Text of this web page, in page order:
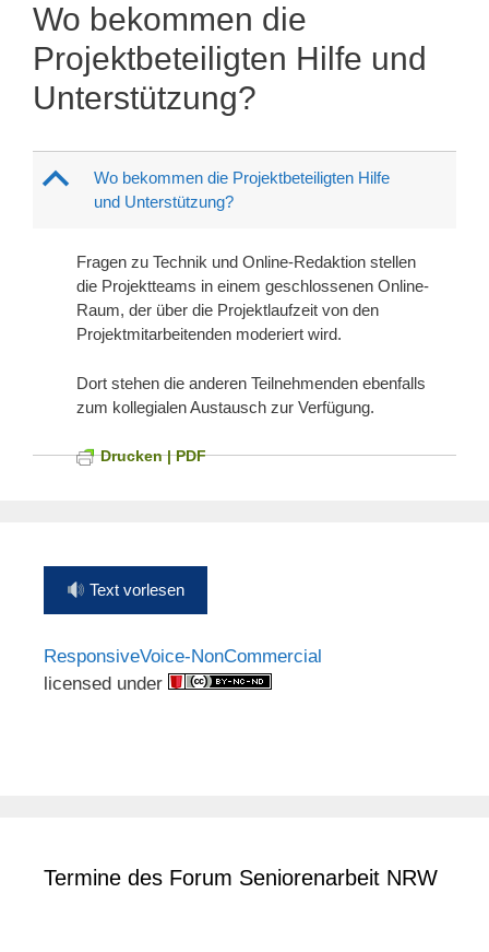
Wo bekommen die
Projektbeteiligten Hilfe und
Unterstützung?
B
Wo bekommen die Projektbeteiligten Hilfe
und Unterstützung?
Fragen zu Technik und Online-Redaktion stellen
die Projektteams in einem geschlossenen Online-
Raum, der über die Projektlaufzeit von den
Projektmitarbeitenden moderiert wird.
Dort stehen die anderen Teilnehmenden ebenfalls
zum kollegialen Austausch zur Verfügung.
Drucken | PDF
Text vorlesen
ResponsiveVoice-NonCommercial
licensed under
Termine des Forum Seniorenarbeit NRW